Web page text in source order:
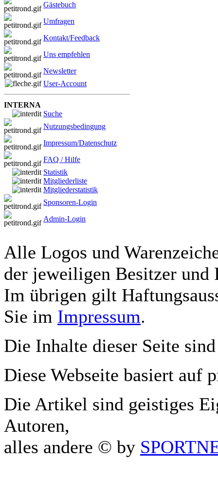
Gästebuch
Umfragen
Kontakt/Feedback
Uns empfehlen
Newsletter
User-Account
INTERNA
Suche
Nutzungsbedingung
Impressum/Datenschutz
FAQ / Hilfe
Statistik
Mitgliederliste
Mitgliederstatistik
Sponsoren-Login
Admin-Login
Alle Logos und
der jeweiligen Besitzer und
Im übrigen gilt
Sie im Impressum.
Die Inhalte dieser Seite
Diese Webseite basiert auf
Die Artikel sind geistiges
Autoren,
alles andere © by